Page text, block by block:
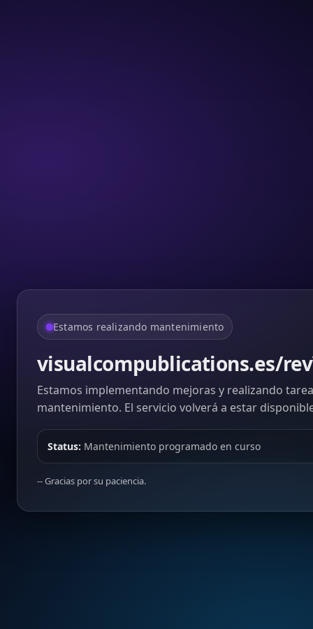
Estamos realizando mantenimiento
visualcompublications.es/
Estamos implementando mejoras y realizando
mantenimiento. El servicio volverá a estar
Status: Mantenimiento programado en curso
-- Gracias por su paciencia.